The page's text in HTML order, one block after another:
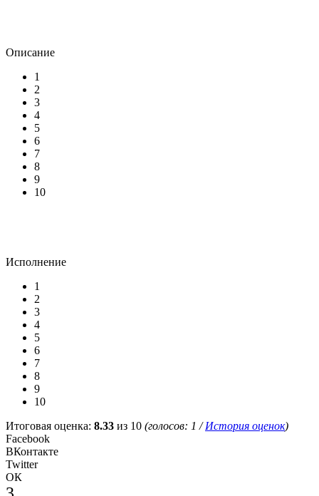
Описание
1
2
3
4
5
6
7
8
9
10
Исполнение
1
2
3
4
5
6
7
8
9
10
Итоговая оценка: 8.33 из 10 (голосов: 1 /История оценок)
Facebook
ВКонтакте
Twitter
ОК